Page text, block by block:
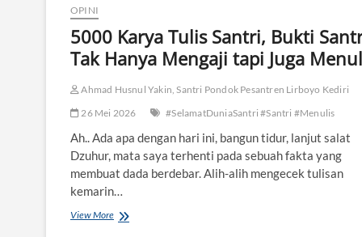
OPINI
5000 Karya Tulis Santri, Bukti
Tak Hanya Mengaji tapi Juga
Ahmad Husnul Yakin, Santri Pondok Pesantren Lirboyo Kediri
26 Mei 2026
#SelamatDuniaSantri #Santri #Menulis
Ah.. Ada apa dengan hari ini, bangun tidur, lanjut salat
Dzuhur, mata saya terhenti pada sebuah fakta yang
membuat dada berdebar. Alih-alih mengecek tulisan
kemarin…
View More